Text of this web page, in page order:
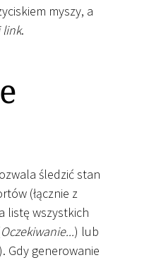
myszy, a
link.
śledzić stan
(łącznie z
listę wszystkich
Oczekiwanie...) lub
). Gdy generowanie